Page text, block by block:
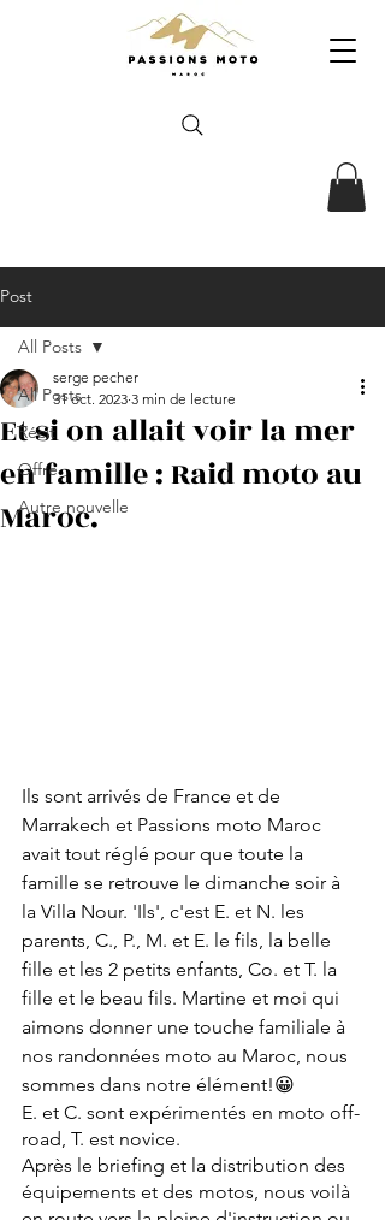
Post
All Posts
Récit
Offre
Autre nouvelle
All Posts
Et si on allait voir la mer
en famille : Raid moto au
Maroc.
serge pecher
31 oct. 2023 3 min de lecture
Ils sont arrivés de France et de
Marrakech et Passions moto Maroc
avait tout réglé pour que toute la
famille se retrouve le dimanche soir à
la Villa Nour. 'Ils', c'est E. et N. les
parents, C., P., M. et E. le fils, la belle
fille et les 2 petits enfants, Co. et T. la
fille et le beau fils. Martine et moi qui
aimons donner une touche familiale à
nos randonnées moto au Maroc, nous
sommes dans notre élément!😀
E. et C. sont expérimentés en moto off-
road, T. est novice.
Après le briefing et la distribution des
équipements et des motos, nous voilà